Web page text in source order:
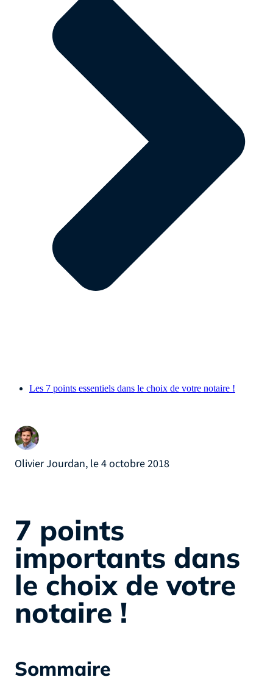
Les 7 points essentiels dans le choix de votre notaire !
Olivier Jourdan, le 4 octobre 2018
7 points
importants dans
le choix de votre
notaire !
Sommaire